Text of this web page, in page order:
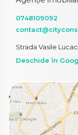
0748109092
Strada Vasile
Deschide în